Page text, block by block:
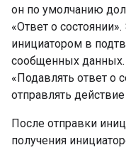
он по умолчанию
«Ответ о
инициатором в
сообщенных данных.
«Подавлять ответ о
отправлять
После отправки
получения